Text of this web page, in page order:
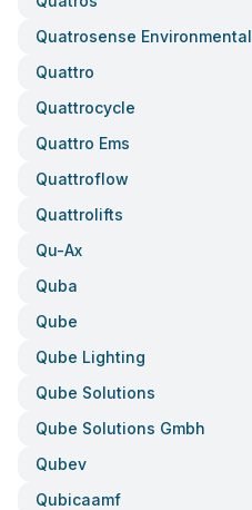
Quatrosense Environmental
Quattro
Quattrocycle
Quattro Ems
Quattroflow
Quattrolifts
Qu-Ax
Quba
Qube
Qube Lighting
Qube Solutions
Qube Solutions Gmbh
Qubev
Qubicaamf